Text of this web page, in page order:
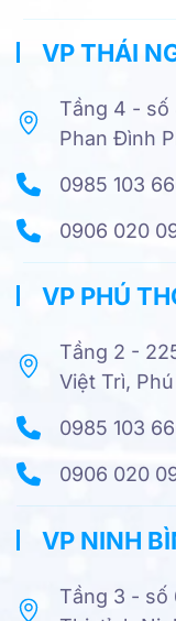
VP THÁI
Tầng 4 - số
Phan Đình
0985 103
0906 020
VP PHÚ
Tầng 2 -
Việt Trì,
0985 103
0906 020
VP NINH
Tầng 3 - số